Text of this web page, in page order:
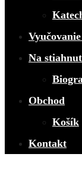
Na
Obchod
Košík
Kontakt